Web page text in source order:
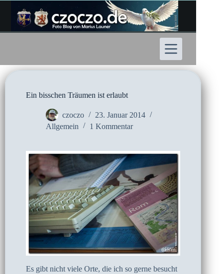
Inhalt
springen
Ein bisschen Träumen ist erlaubt
czoczo
23. Januar 2014
Allgemein
1 Kommentar
Es gibt nicht viele Orte, die ich so gerne besucht